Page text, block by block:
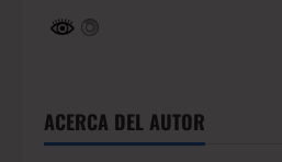
ACERCA DEL AUTOR